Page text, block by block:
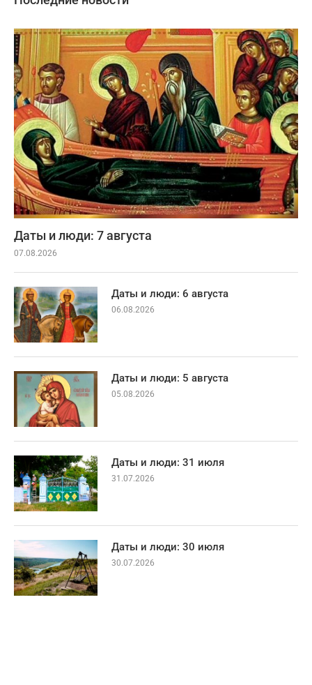
Даты и люди: 7 августа
07.08.2026
Даты и люди: 6 августа
06.08.2026
Даты и люди: 5 августа
05.08.2026
Даты и люди: 31 июля
31.07.2026
Даты и люди: 30 июля
30.07.2026